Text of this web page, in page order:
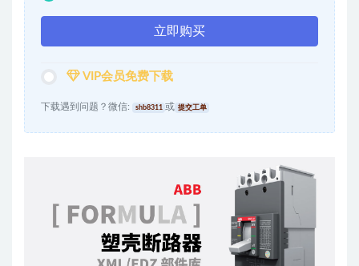
立即购买
VIP会员免费下载
下载遇到问题？微信: shb8311 或 提交工单